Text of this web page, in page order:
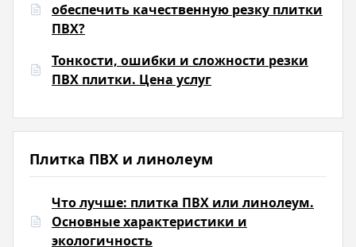
обеспечить качественную резку плитки
ПВХ?
Тонкости, ошибки и сложности резки
ПВХ плитки. Цена услуг
Плитка ПВХ и линолеум
Что лучше: плитка ПВХ или линолеум.
Основные характеристики и
экологичность